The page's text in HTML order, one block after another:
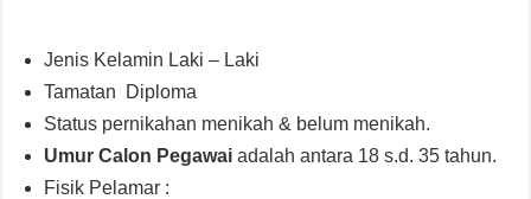
Jenis Kelamin Laki – Laki
Tamatan Diploma
Status pernikahan menikah & belum menikah.
Umur Calon Pegawaiadalah antara 18 s.d. 35 tahun.
Fisik Pelamar :